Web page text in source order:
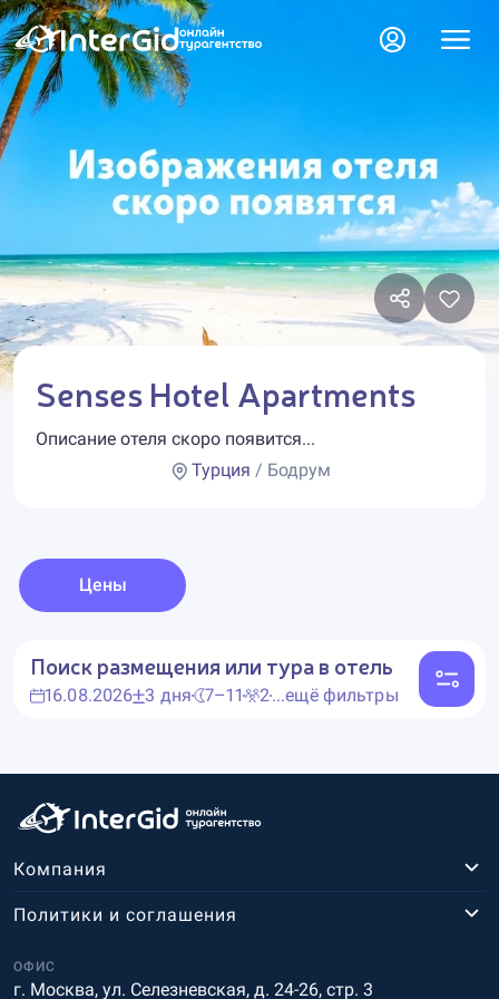
Senses Hotel Apartments
Описание отеля скоро появится...
Турция / Бодрум
Цены
Поиск размещения или тура в отель
16.08.2026 3 дня 7–11 2...ещё фильтры
Компания
ОФИС
г. Москва, ул. Селезневская, д. 24-26, стр. 3
Политики и соглашения